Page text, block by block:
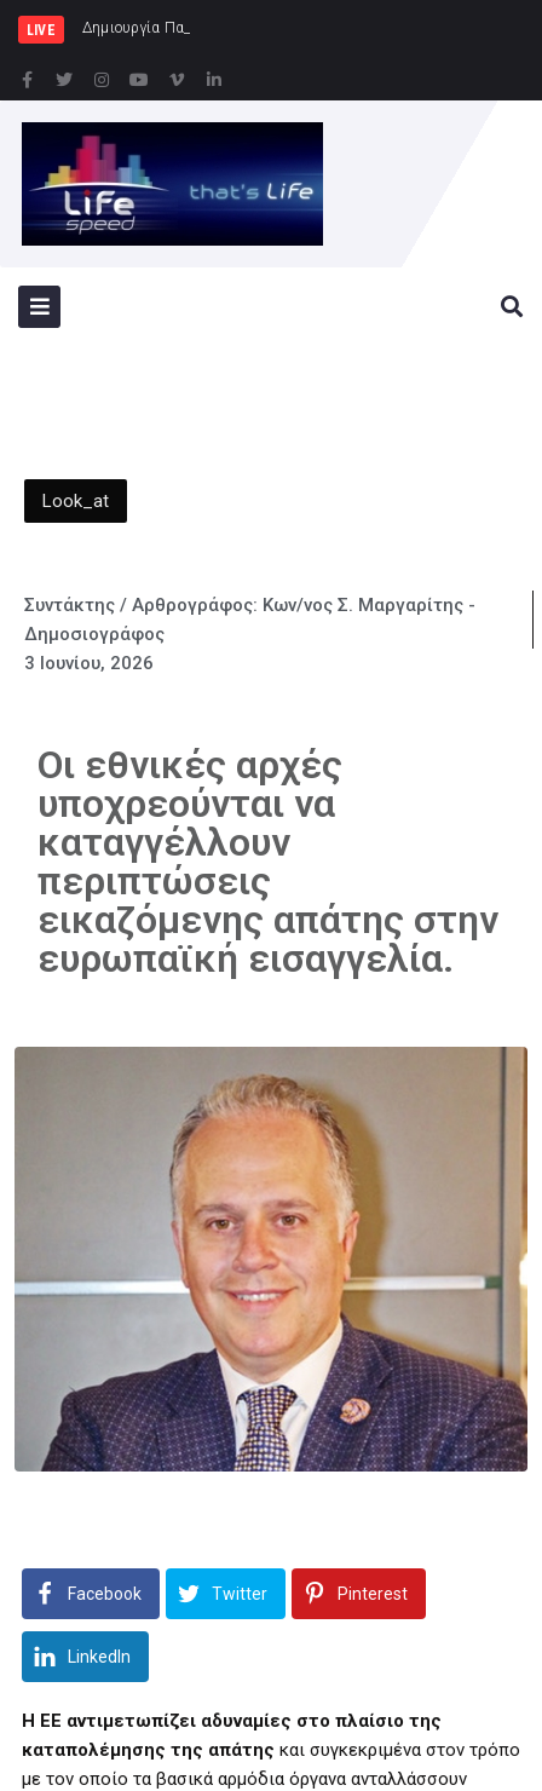
LIVE Δημιουργία Παρατηρητηρίου Έργων στην Περιφ
Look_at
Συντάκτης / Αρθρογράφος: Κων/νος Σ. Μαργαρίτης -
Δημοσιογράφος
3 Ιουνίου, 2026
Οι εθνικές αρχές
υποχρεούνται να
καταγγέλλουν
περιπτώσεις
εικαζόμενης απάτης στην
ευρωπαϊκή εισαγγελία.
Facebook Twitter Pinterest
LinkedIn
Η ΕΕ αντιμετωπίζει αδυναμίες στο πλαίσιο της
καταπολέμησης της απάτης και συγκεκριμένα στον τρόπο
με τον οποίο τα βασικά αρμόδια όργανα ανταλλάσσουν